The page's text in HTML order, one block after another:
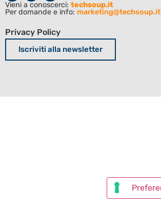
Vieni a conoscerci: techsoup.it
Per domande e info: marketing@techsoup.it
Privacy Policy
Iscriviti alla newsletter